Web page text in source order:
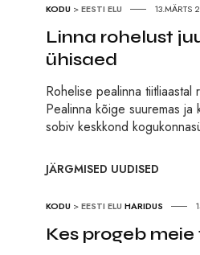
KODU >EESTI ELU 13.MÄRTS
Linna rohelust
ühisaed
Rohelise pealinna tiitliaastal
Pealinna kõige suuremas ja
sobiv keskkond
JÄRGMISED UUDISED
KODU >EESTI ELU HARIDUS
Kes progeb